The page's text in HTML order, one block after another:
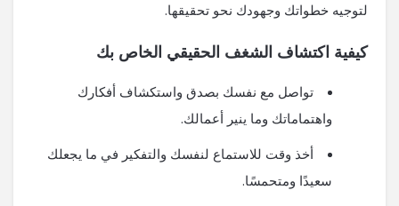
لتوجيه خطواتك وجهودك نحو تحقيقها.
كيفية اكتشاف الشغف الحقيقي الخاص بك
تواصل مع نفسك بصدق واستكشاف أفكارك
واهتماماتك وما ينير أعمالك.
أخذ وقت للاستماع لنفسك والتفكير في ما يجعلك
سعيدًا ومتحمسًا.